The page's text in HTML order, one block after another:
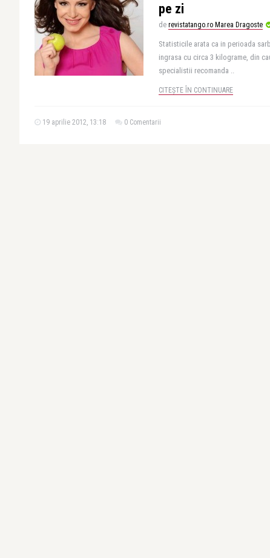
pe zi
de revistatango.ro Marea Dragoste
Statisticile arata ca in perioada
ingrasa cu circa 3 kilograme, din
specialistii recomanda ..
CITEȘTE ÎN CONTINUARE
19 aprilie 2012, 13:18 0 Comentarii